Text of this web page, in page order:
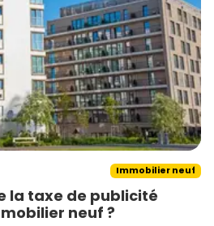
Immobilier neuf
la taxe de publicité
neuf ?